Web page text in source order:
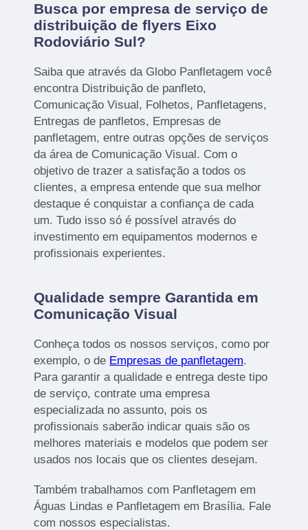
Busca por empresa de serviço de
distribuição de flyers Eixo
Rodoviário Sul?
Saiba que através da Globo Panfletagem você
encontra Distribuição de panfleto,
Comunicação Visual, Folhetos, Panfletagens,
Entregas de panfletos, Empresas de
panfletagem, entre outras opções de serviços
da área de Comunicação Visual. Com o
objetivo de trazer a satisfação a todos os
clientes, a empresa entende que sua melhor
destaque é conquistar a confiança de cada
um. Tudo isso só é possível através do
investimento em equipamentos modernos e
profissionais experientes.
Qualidade sempre Garantida em
Comunicação Visual
Conheça todos os nossos serviços, como por
exemplo, o de Empresas de panfletagem.
Para garantir a qualidade e entrega deste tipo
de serviço, contrate uma empresa
especializada no assunto, pois os
profissionais saberão indicar quais são os
melhores materiais e modelos que podem ser
usados nos locais que os clientes desejam.
Também trabalhamos com Panfletagem em
Águas Lindas e Panfletagem em Brasília. Fale
com nossos especialistas.